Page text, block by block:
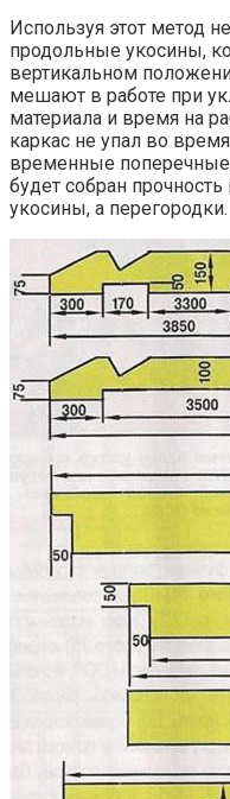
Используя этот метод
продольные укосины,
вертикальном
мешают в работе при
материала и время на
каркас не упал во
временные поперечные
будет собран
укосины, а перегородки.